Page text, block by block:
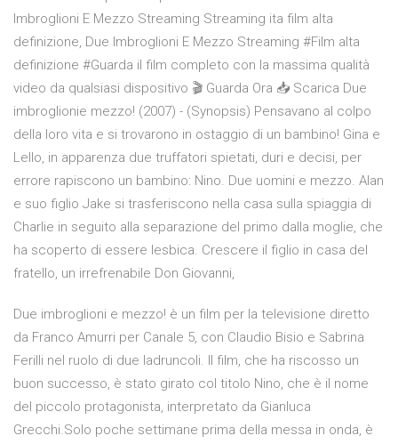
Imbroglioni E Mezzo Streaming Streaming ita film alta
definizione, Due Imbroglioni E Mezzo Streaming #Film alta
definizione #Guarda il film completo con la massima qualità
video da qualsiasi dispositivo 🎬 Guarda Ora 📥 Scarica Due
imbroglionie mezzo! (2007) - (Synopsis) Pensavano al colpo
della loro vita e si trovarono in ostaggio di un bambino! Gina e
Lello, in apparenza due truffatori spietati, duri e decisi, per
errore rapiscono un bambino: Nino. Due uomini e mezzo. Alan
e suo figlio Jake si trasferiscono nella casa sulla spiaggia di
Charlie in seguito alla separazione del primo dalla moglie, che
ha scoperto di essere lesbica. Crescere il figlio in casa del
fratello, un irrefrenabile Don Giovanni,
Due imbroglioni e mezzo! è un film per la televisione diretto
da Franco Amurri per Canale 5, con Claudio Bisio e Sabrina
Ferilli nel ruolo di due ladruncoli. Il film, che ha riscosso un
buon successo, è stato girato col titolo Nino, che è il nome
del piccolo protagonista, interpretato da Gianluca
Grecchi.Solo poche settimane prima della messa in onda, è